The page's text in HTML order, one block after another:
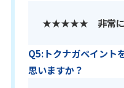
★★★★★ 非常に
Q5:トクナガペイント
思いますか？